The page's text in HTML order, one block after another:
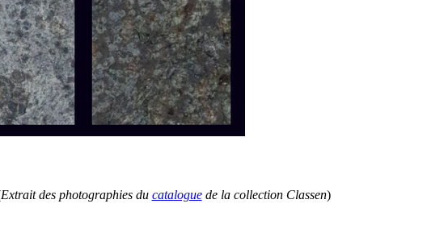
Extrait des photographies du cataloguede la collection Classen)